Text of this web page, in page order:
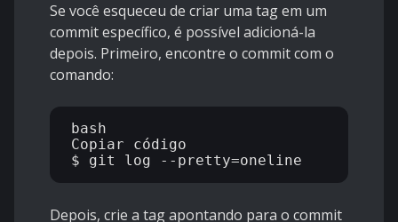
Se você esqueceu de criar uma tag em um
commit específico, é possível adicioná-la
depois. Primeiro, encontre o commit com o
comando:
bash
Copiar código
Depois, crie a tag apontando para o commit